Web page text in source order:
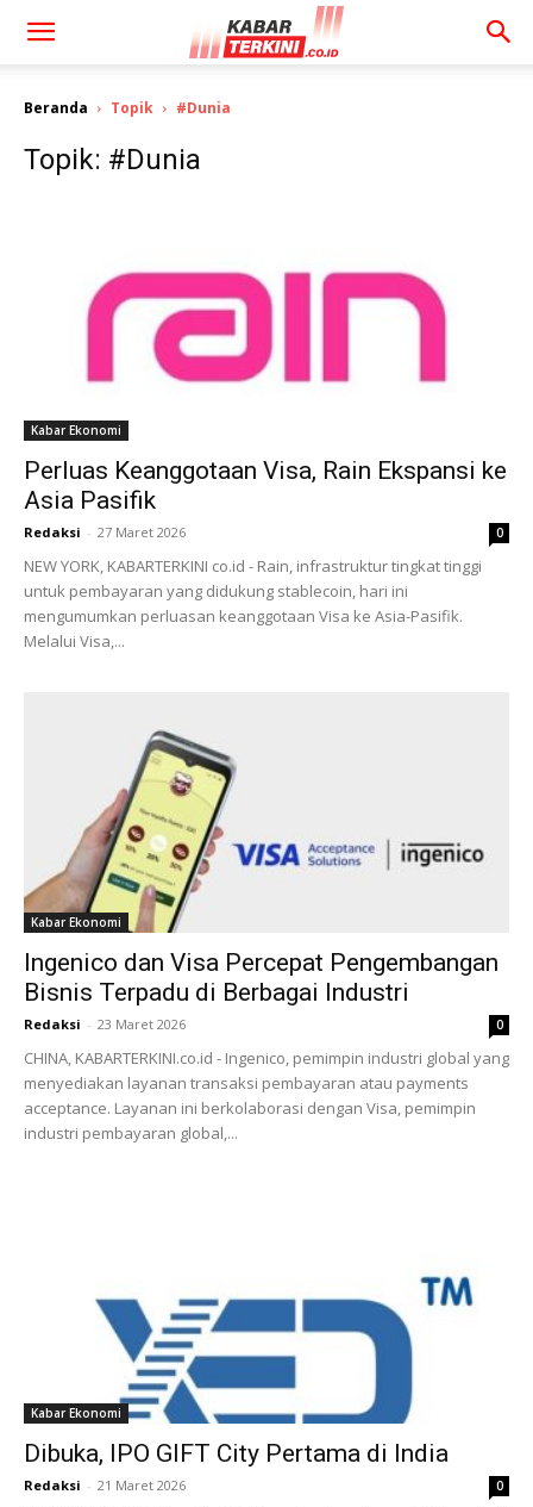
Beranda Topik #Dunia
Topik: #Dunia
Kabar Ekonomi
Perluas Keanggotaan Visa, Rain Ekspansi ke
Asia Pasifik
Redaksi - 27 Maret 2026 0
NEW YORK, KABARTERKINI co.id - Rain, infrastruktur tingkat tinggi
untuk pembayaran yang didukung stablecoin, hari ini
mengumumkan perluasan keanggotaan Visa ke Asia-Pasifik.
Melalui Visa,...
Kabar Ekonomi
Ingenico dan Visa Percepat Pengembangan
Bisnis Terpadu di Berbagai Industri
Redaksi - 23 Maret 2026 0
CHINA, KABARTERKINI.co.id - Ingenico, pemimpin industri global yang
menyediakan layanan transaksi pembayaran atau payments
acceptance. Layanan ini berkolaborasi dengan Visa, pemimpin
industri pembayaran global,...
Kabar Ekonomi
Dibuka, IPO GIFT City Pertama di India
Redaksi - 21 Maret 2026 0